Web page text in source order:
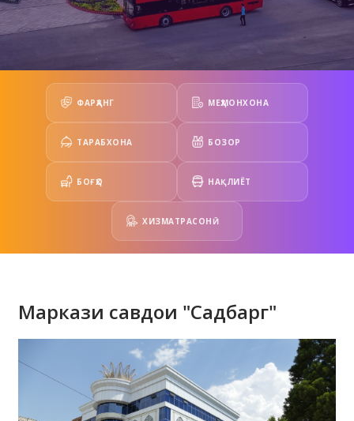
ФАРҲАНГ МЕҲМОНХОНА
ТАРАБХОНА БОЗОР
БОҒҲО НАҚЛИЁТ
ХИЗМАТРАСОНӢ
Маркази савдои "Садбарг"